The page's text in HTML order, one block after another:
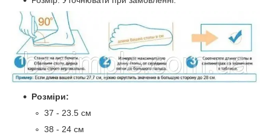
Розміри:
37 - 23.5 см
38 - 24 см